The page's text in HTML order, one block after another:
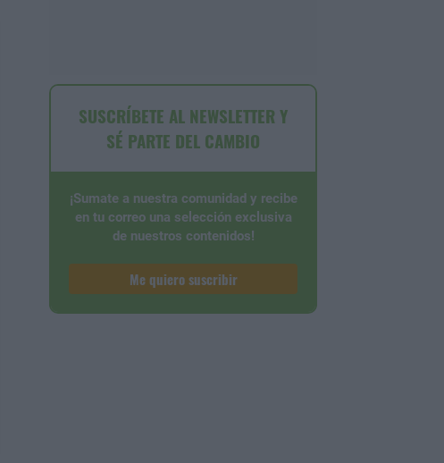
SUSCRÍBETE AL NEWSLETTER Y
SÉ PARTE DEL CAMBIO
¡Sumate a nuestra comunidad y recibe
en tu correo una selección exclusiva
de nuestros contenidos!
Me quiero suscribir